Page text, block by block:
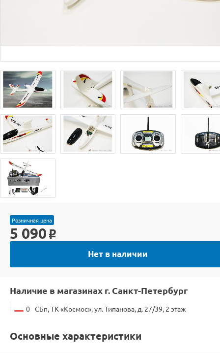
Розничная цена
5 090 o
Нет в наличии
Наличие в магазинах г. Санкт-Петербург
0 СБп, ТК «Космос», ул. Типанова, д. 27/39, 2 этаж
Основные характеристики